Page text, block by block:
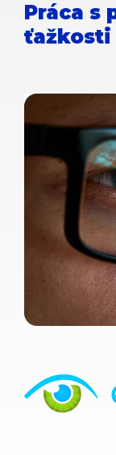
Práca s
ťažkosti